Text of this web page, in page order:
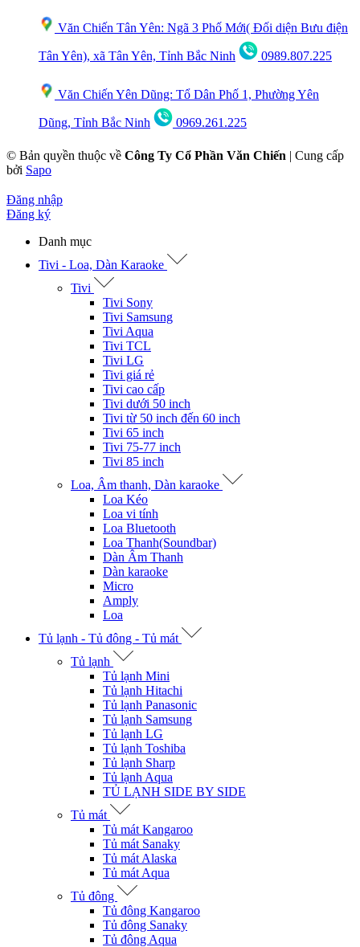
Văn Chiến Tân Yên: Ngã 3 Phố Mới( Đối diện Bưu điện
Tân Yên), xã Tân Yên, Tỉnh Bắc Ninh 0989.807.225
Văn Chiến Yên Dũng: Tổ Dân Phố 1, Phường Yên
Dũng, Tỉnh Bắc Ninh 0969.261.225
© Bản quyền thuộc về Công Ty Cổ Phần Văn Chiến | Cung cấp
bởi Sapo
Đăng nhập
Đăng ký
Danh mục
Tivi - Loa, Dàn Karaoke
Tivi
Tivi Sony
Tivi Samsung
Tivi Aqua
Tivi TCL
Tivi LG
Tivi giá rẻ
Tivi cao cấp
Tivi dưới 50 inch
Tivi từ 50 inch đến 60 inch
Tivi 65 inch
Tivi 75-77 inch
Tivi 85 inch
Loa, Âm thanh, Dàn karaoke
Loa Kéo
Loa vi tính
Loa Bluetooth
Loa Thanh(Soundbar)
Dàn Âm Thanh
Dàn karaoke
Micro
Amply
Loa
Tủ lạnh - Tủ đông - Tủ mát
Tủ lạnh
Tủ lạnh Mini
Tủ lạnh Hitachi
Tủ lạnh Panasonic
Tủ lạnh Samsung
Tủ lạnh LG
Tủ lạnh Toshiba
Tủ lạnh Sharp
Tủ lạnh Aqua
TỦ LẠNH SIDE BY SIDE
Tủ mát
Tủ mát Kangaroo
Tủ mát Sanaky
Tủ mát Alaska
Tủ mát Aqua
Tủ đông
Tủ đông Kangaroo
Tủ đông Sanaky
Tủ đông Aqua